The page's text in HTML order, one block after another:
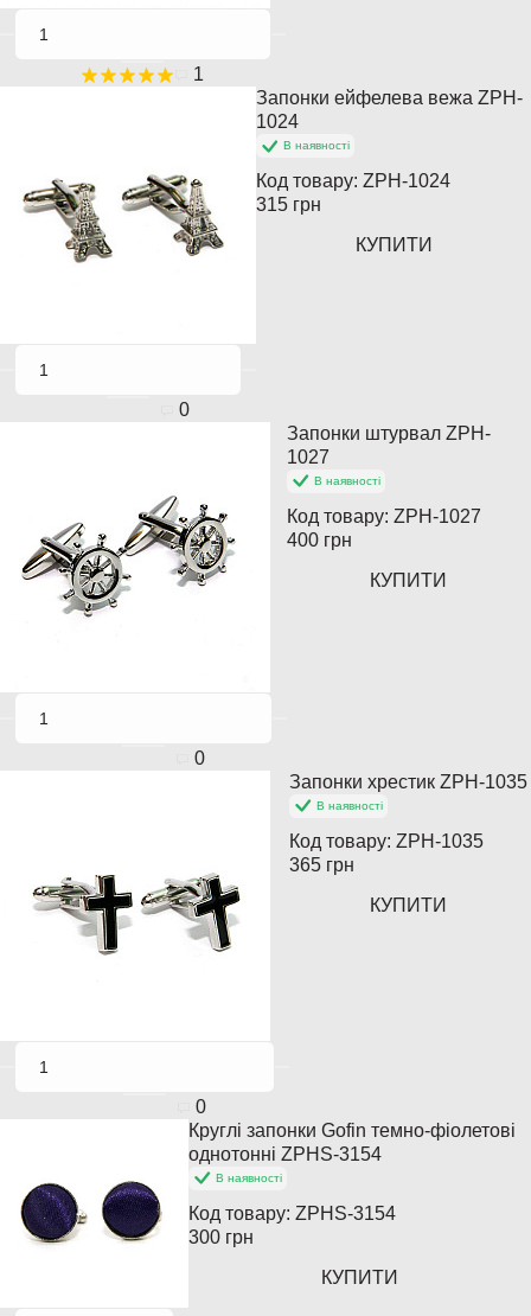
1
0
Запонки ейфелева вежа ZPH-
1024
В наявності
Код товару:ZPH-1024
315 грн
КУПИТИ
0
Запонки штурвал ZPH-
1027
В наявності
Код товару: ZPH-1027
400 грн
КУПИТИ
0
Запонки хрестик ZPH-1035
В наявності
Код товару: ZPH-1035
365 грн
КУПИТИ
Круглі запонки Gofin темно-фіолетові
однотонні ZPHS-3154
В наявності
Код товару:ZPHS-3154
300 грн
КУПИТИ